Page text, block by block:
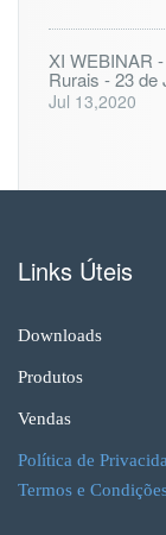
XI WEBINAR
Rurais - 23 de
Jul 13,2020
Links Úteis
Downloads
Produtos
Vendas
Política de
Termos e